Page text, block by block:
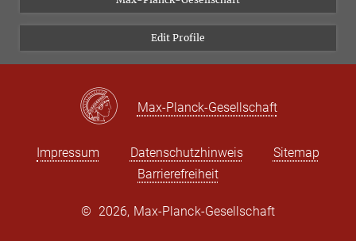
Vimeo
Newsletter
Edit Profile
Max-Planck-Gesellschaft
Impressum Datenschutzhinweis
Sitemap
Barrierefreiheit
© 2026, Max-Planck-Gesellschaft